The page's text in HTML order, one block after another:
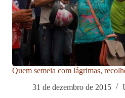
Quem semeia com lágrimas,
31 de dezembro de 2015